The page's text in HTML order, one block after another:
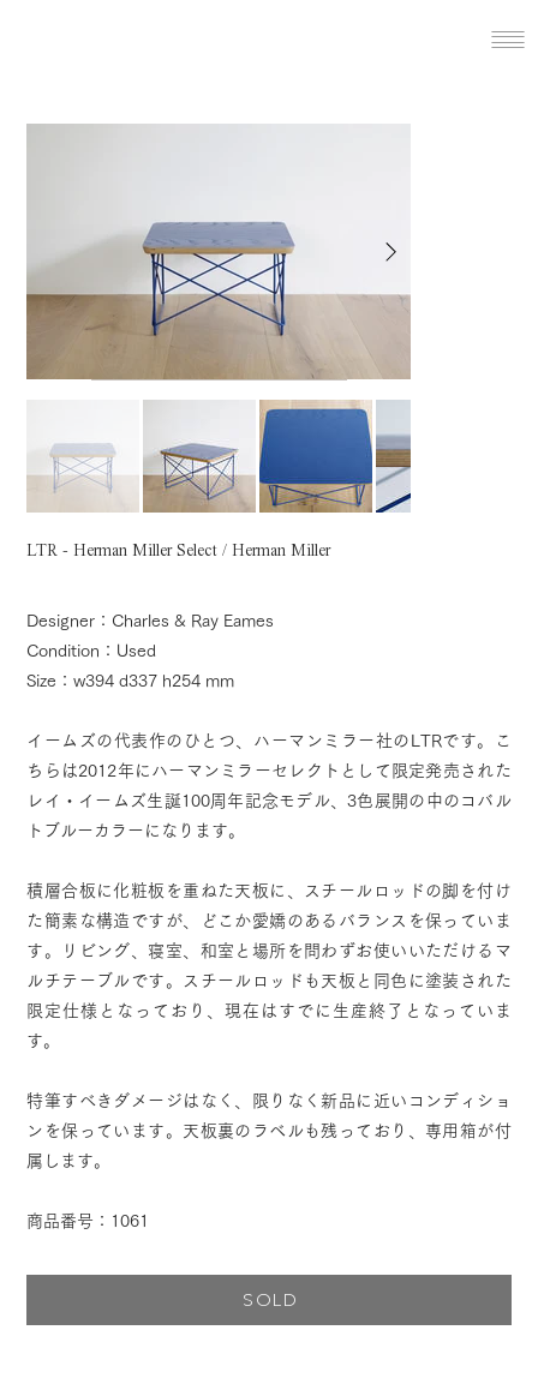
LTR - Herman Miller Select / Herman Miller
Designer：Charles & Ray Eames
Condition：Used
Size：w394 d337 h254 mm
イームズの代表作のひとつ、ハーマンミラー社のLTRです。こ
ちらは2012年にハーマンミラーセレクトとして限定発売された
レイ・イームズ生誕100周年記念モデル、3色展開の中のコバル
トブルーカラーになります。
積層合板に化粧板を重ねた天板に、スチールロッドの脚を付け
た簡素な構造ですが、どこか愛嬌のあるバランスを保っていま
す。リビング、寝室、和室と場所を問わずお使いいただけるマ
ルチテーブルです。スチールロッドも天板と同色に塗装された
限定仕様となっており、現在はすでに生産終了となっていま
す。
特筆すべきダメージはなく、限りなく新品に近いコンディショ
ンを保っています。天板裏のラベルも残っており、専用箱が付
属します。
商品番号：1061
SOLD